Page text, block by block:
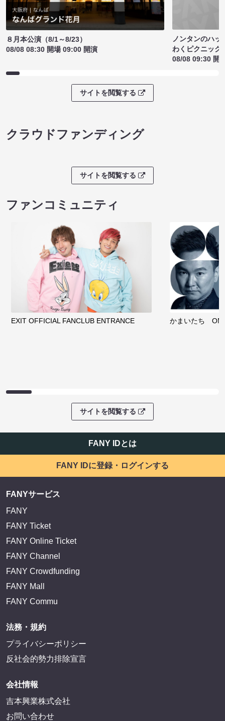
８月本公演（8/1～8/23）
08/08 08:30 開場 09:00 開演
ノンタンのハッ
わくピクニック
08/08 09:30 開
サイトを閲覧する
クラウドファンディング
サイトを閲覧する
ファンコミュニティ
EXIT OFFICIAL FANCLUB ENTRANCE かまいたち
サイトを閲覧する
FANY IDとは
FANY IDに登録・ログインする
FANYサービス
FANY
FANY Ticket
FANY Online Ticket
FANY Channel
FANY Crowdfunding
FANY Mall
FANY Commu
法務・規約
プライバシーポリシー
反社会的勢力排除宣言
会社情報
吉本興業株式会社
お問い合わせ